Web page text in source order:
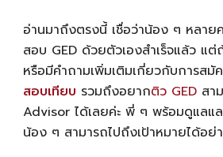
อ่านมาถึงตรงนี้ เชื่อว่าน้อง ๆ หลาย
สอบ GEDด้วยตัวเองสำเร็จแล้ว แต่
หรือมีคำถามเพิ่มเติมเกี่ยวกับการสมั
สอบเทียบ รวมถึงอยากติว GEDสา
Advisor ได้เลยค่ะ พี่ ๆ พร้อมดูแลแล
น้อง ๆ สามารถไปถึงเป้าหมายได้อย่